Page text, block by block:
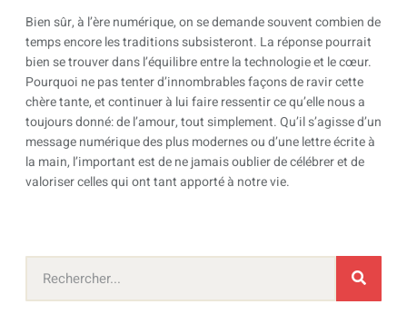
Bien sûr, à l’ère numérique, on se demande souvent combien de
temps encore les traditions subsisteront. La réponse pourrait
bien se trouver dans l’équilibre entre la technologie et le cœur.
Pourquoi ne pas tenter d’innombrables façons de ravir cette
chère tante, et continuer à lui faire ressentir ce qu’elle nous a
toujours donné: de l’amour, tout simplement. Qu’il s’agisse d’un
message numérique des plus modernes ou d’une lettre écrite à
la main, l’important est de ne jamais oublier de célébrer et de
valoriser celles qui ont tant apporté à notre vie.